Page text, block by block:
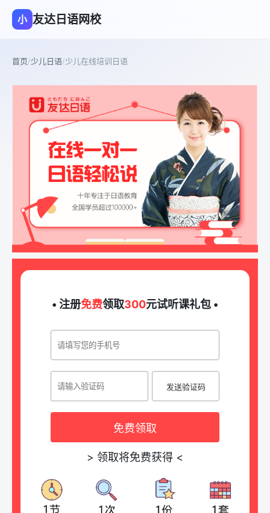
小 友达日语网校
首页/少儿日语/少儿在线培训日语
• 注册免费领取300元试听课礼包 •
发送验证码
免费领取
> 领取将免费获得 <